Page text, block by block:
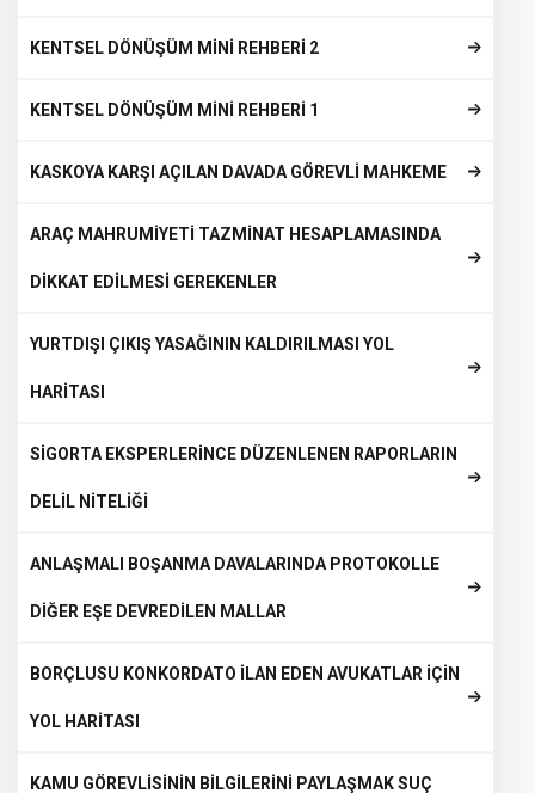
KENTSEL DÖNÜŞÜM MİNİ REHBERİ 2
KENTSEL DÖNÜŞÜM MİNİ REHBERİ 1
KASKOYA KARŞI AÇILAN DAVADA GÖREVLİ MAHKEME
ARAÇ MAHRUMİYETİ TAZMİNAT HESAPLAMASINDA
DİKKAT EDİLMESİ GEREKENLER
YURTDIŞI ÇIKIŞ YASAĞININ KALDIRILMASI YOL
HARİTASI
SİGORTA EKSPERLERİNCE DÜZENLENEN RAPORLARIN
DELİL NİTELİĞİ
ANLAŞMALI BOŞANMA DAVALARINDA PROTOKOLLE
DİĞER EŞE DEVREDİLEN MALLAR
BORÇLUSU KONKORDATO İLAN EDEN AVUKATLAR İÇİN
YOL HARİTASI
KAMU GÖREVLİSİNİN BİLGİLERİNİ PAYLAŞMAK SUÇ